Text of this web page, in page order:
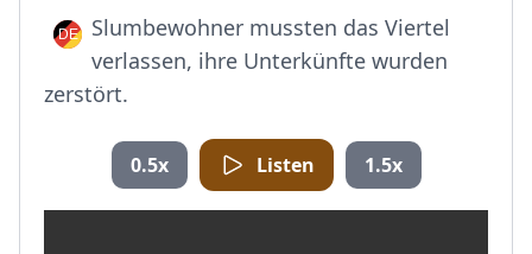
Slumbewohner mussten das Viertel
verlassen, ihre Unterkünfte wurden
zerstört.
0.5x Listen 1.5x